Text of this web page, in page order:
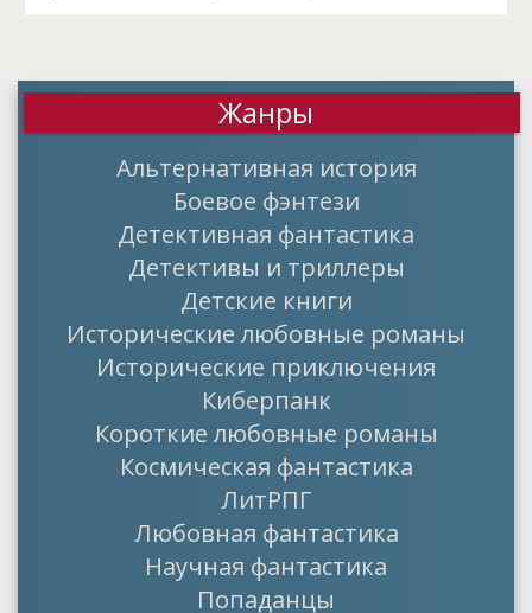
Жанры
Альтернативная история
Боевое фэнтези
Детективная фантастика
Детективы и триллеры
Детские книги
Исторические любовные романы
Исторические приключения
Киберпанк
Короткие любовные романы
Космическая фантастика
ЛитРПГ
Любовная фантастика
Научная фантастика
Попаданцы